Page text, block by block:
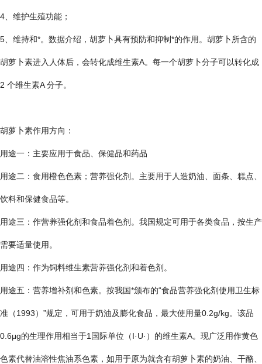
4、维护生殖功能；
5、维持和*。数据介绍，胡萝卜具有预防和抑制*的作用。胡萝卜所含的
胡萝卜素进入人体后，会转化成维生素A。每一个胡萝卜分子可以转化成
2 个维生素A 分子。
胡萝卜素作用方向：
用途一：主要应用于食品、保健品和药品
用途二：食用橙色色素；营养强化剂。主要用于人造奶油、面条、糕点、
饮料和保健食品等。
用途三：作营养强化剂和食品着色剂。我国规定可用于各类食品，按生产
需要适量使用。
用途四：作为饲料维生素营养强化剂和着色剂。
用途五：营养增补剂和色素。按我国*颁布的“食品营养强化剂使用卫生标
准（1993）”规定，可用于奶油及膨化食品，最大使用量0.2g/kg。该品
0.6μg的生理作用相当于1国际单位（I·U·）的维生素A。现广泛用作黄色
色素代替油溶性焦油系色素，如用于原为就含有胡萝卜素的奶油、干酪、